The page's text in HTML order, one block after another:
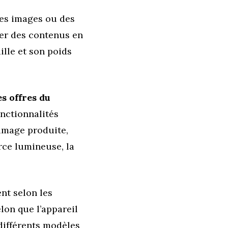
images ou des
des contenus en
et son poids
offres du
produite,
lumineuse, la
selon les
que l’appareil
modèles